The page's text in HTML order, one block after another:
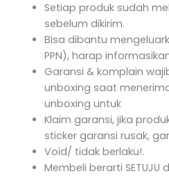
Setiap produk sudah
sebelum dikirim.
Bisa dibantu
PPN), harap
Garansi & komplain
unboxing saat
unboxing untuk
Klaim garansi, jika
sticker garansi rusak,
Void/ tidak berlaku!.
Membeli berarti